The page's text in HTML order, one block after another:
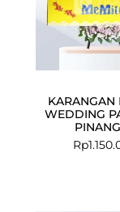
KARANGAN
WEDDING
Rp